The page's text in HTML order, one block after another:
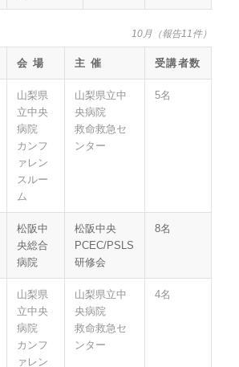
10月（報告11件）
会 場 主 催 受講者数
山梨県
立中央
病院
カンフ
ァレン
スルー
ム
山梨県立中
央病院
救命救急セ
ンター
5名
松阪中
央総合
病院
松阪中央
PCEC/PSLS
研修会
8名
山梨県
立中央
病院
カンフ
ァレン
山梨県立中
央病院
救命救急セ
ンター
4名